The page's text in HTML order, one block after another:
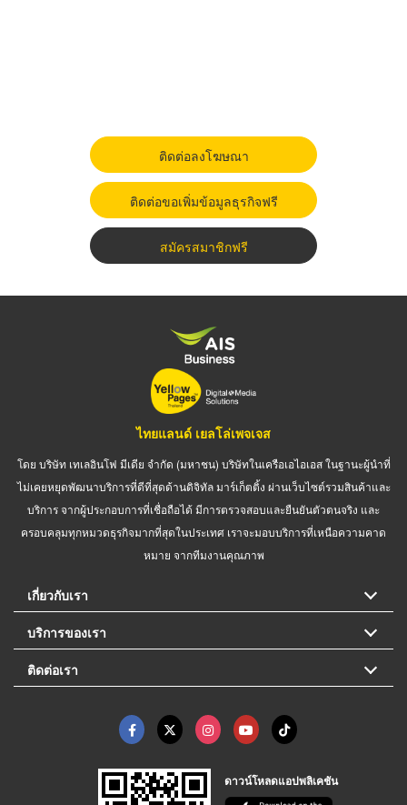
ติดต่อลงโฆษณา
ติดต่อขอเพิ่มข้อมูลธุรกิจฟรี
สมัครสมาชิกฟรี
ไทยแลนด์ เยลโล่เพจเจส
โดย บริษัท เทเลอินโฟ มีเดีย จำกัด (มหาชน) บริษัทในเครือเอไอเอส ในฐานะผู้นำที่
ไม่เคยหยุดพัฒนาบริการที่ดีที่สุดด้านดิจิทัล มาร์เก็ตติ้ง ผ่านเว็บไซต์รวมสินค้าและ
บริการ จากผู้ประกอบการที่เชื่อถือได้ มีการตรวจสอบและยืนยันตัวตนจริง และ
ครอบคลุมทุกหมวดธุรกิจมากที่สุดในประเทศ เราจะมอบบริการที่เหนือความคาด
หมาย จากทีมงานคุณภาพ
เกี่ยวกับเรา
บริการของเรา
ติดต่อเรา
ดาวน์โหลดแอปพลิเคชัน